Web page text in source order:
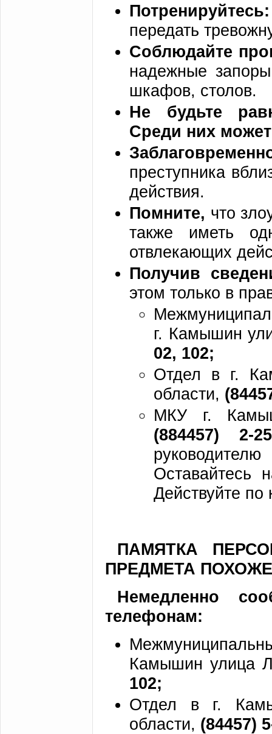
передать
Соблюдайте
надежные
шкафов, столов.
Не будьте
Среди них
преступника
действия.
Помните, что
также иметь
отвлекающих
Получив
этом только в
г. Камышин
02, 102;
Отдел в г.
области,
МКУ г.
(884457) 2-
Оставайтесь
Действуйте по
ПАМЯТКА
ПРЕДМЕТА
Немедленно
телефонам:
Камышин улица
102;
Отдел в г.
области, (84457)